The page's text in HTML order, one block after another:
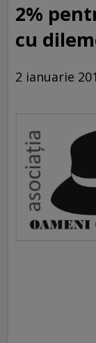
2%
cu
2 ianuarie